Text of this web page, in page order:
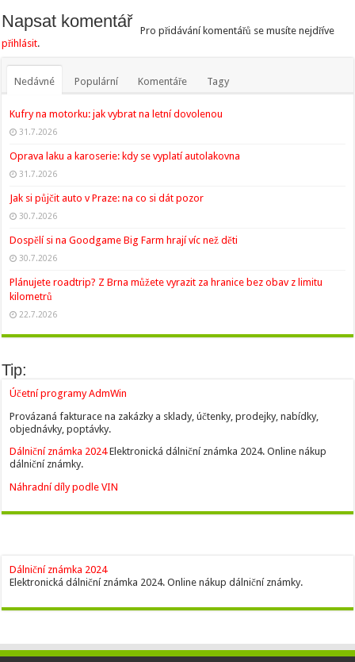
Napsat komentář
Pro přidávání komentářů se musíte nejdříve
přihlásit.
Nedávné Populární Komentáře Tagy
Kufry na motorku: jak vybrat na letní dovolenou
31.7.2026
Oprava laku a karoserie: kdy se vyplatí autolakovna
31.7.2026
Jak si půjčit auto v Praze: na co si dát pozor
30.7.2026
Dospělí si na Goodgame Big Farm hrají víc než děti
30.7.2026
Plánujete roadtrip? Z Brna můžete vyrazit za hranice bez obav z limitu
kilometrů
22.7.2026
Tip:
Účetní programy AdmWin
Provázaná fakturace na zakázky a sklady, účtenky, prodejky, nabídky,
objednávky, poptávky.
Dálniční známka 2024Elektronická dálniční známka 2024. Online nákup
dálniční známky.
Náhradní díly podle VIN
Dálniční známka 2024
Elektronická dálniční známka 2024. Online nákup dálniční známky.